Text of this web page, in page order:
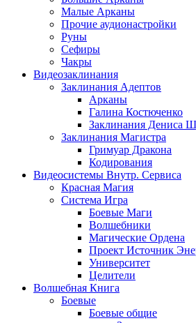
Малые Арканы
Прочие аудионастройки
Руны
Сефиры
Чакры
Видеозаклинания
Заклинания Адептов
Арканы
Галина Костюченко
Заклинания Дениса
Заклинания Магистра
Гримуар Дракона
Кодирования
Видеосистемы Внутр. Сервиса
Красная Магия
Система Игра
Боевые Маги
Волшебники
Магические Ордена
Проект Источник
Университет
Целители
Волшебная Книга
Боевые
Боевые общие